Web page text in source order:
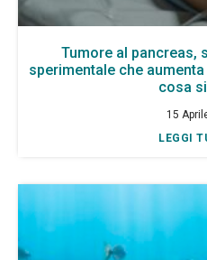
Tumore al pancreas,
sperimentale che
cosa
15
LEGGI